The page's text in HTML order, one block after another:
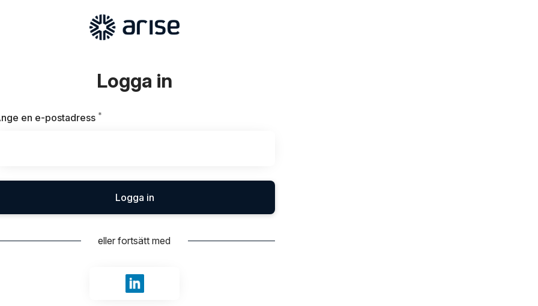
Logga in
en e-postadress *
Logga in
eller fortsätt med
Logga in med LinkedIn